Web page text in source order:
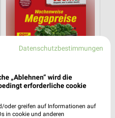
Datenschutzbestimmungen
„Ablehnen“ wird die
erforderliche cookie
oder greifen auf Informationen auf
in cookie und anderen